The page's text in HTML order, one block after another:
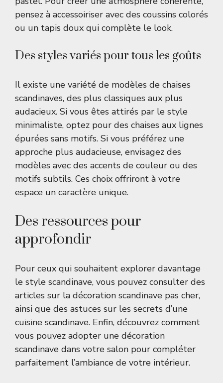
pensez à accessoiriser avec des coussins colorés
ou un tapis doux qui complète le look.
Des styles variés pour tous les goûts
Il existe une variété de modèles de chaises
scandinaves, des plus classiques aux plus
audacieux. Si vous êtes attirés par le style
minimaliste, optez pour des chaises aux lignes
épurées sans motifs. Si vous préférez une
approche plus audacieuse, envisagez des
modèles avec des accents de couleur ou des
motifs subtils. Ces choix offriront à votre
espace un caractère unique.
Des ressources pour
approfondir
Pour ceux qui souhaitent explorer davantage
le style scandinave, vous pouvez consulter des
articles sur la décoration scandinave pas cher,
ainsi que des astuces sur les secrets d’une
cuisine scandinave. Enfin, découvrez comment
vous pouvez adopter une décoration
scandinave dans votre salon pour compléter
parfaitement l’ambiance de votre intérieur.